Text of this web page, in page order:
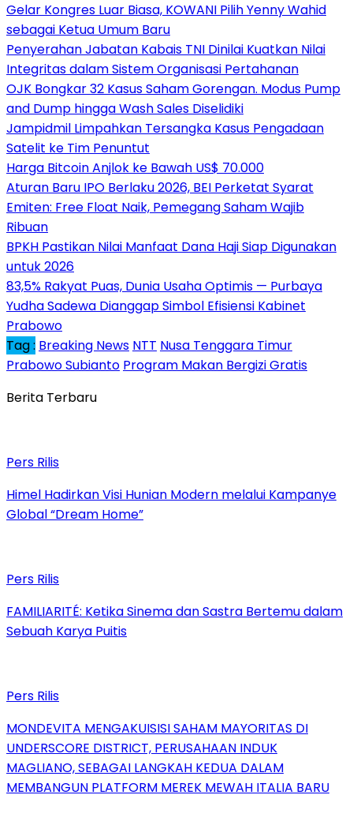
Gelar Kongres Luar Biasa, KOWANI Pilih Yenny Wahid
sebagai Ketua Umum Baru
Penyerahan Jabatan Kabais TNI Dinilai Kuatkan Nilai
Integritas dalam Sistem Organisasi Pertahanan
OJK Bongkar 32 Kasus Saham Gorengan. Modus Pump
and Dump hingga Wash Sales Diselidiki
Jampidmil Limpahkan Tersangka Kasus Pengadaan
Satelit ke Tim Penuntut
Harga Bitcoin Anjlok ke Bawah US$ 70.000
Aturan Baru IPO Berlaku 2026, BEI Perketat Syarat
Emiten: Free Float Naik, Pemegang Saham Wajib
Ribuan
BPKH Pastikan Nilai Manfaat Dana Haji Siap Digunakan
untuk 2026
83,5% Rakyat Puas, Dunia Usaha Optimis — Purbaya
Yudha Sadewa Dianggap Simbol Efisiensi Kabinet
Prabowo
Tag : Breaking News NTT Nusa Tenggara Timur
Prabowo Subianto Program Makan Bergizi Gratis
Berita Terbaru
Pers Rilis
Himel Hadirkan Visi Hunian Modern melalui Kampanye
Global “Dream Home”
Pers Rilis
FAMILIARITÉ: Ketika Sinema dan Sastra Bertemu dalam
Sebuah Karya Puitis
Pers Rilis
MONDEVITA MENGAKUISISI SAHAM MAYORITAS DI
UNDERSCORE DISTRICT, PERUSAHAAN INDUK
MAGLIANO, SEBAGAI LANGKAH KEDUA DALAM
MEMBANGUN PLATFORM MEREK MEWAH ITALIA BARU